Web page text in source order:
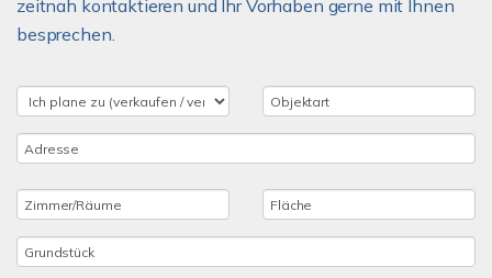
zeitnah kontaktieren und Ihr Vorhaben gerne mit Ihnen
besprechen.